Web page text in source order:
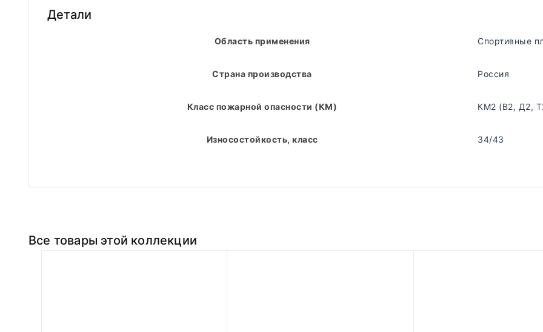
Детали
Область применения Спортивные
Страна производства Россия
Класс пожарной опасности (КМ) КМ2 (В2, Д2,
Износостойкость, класс 34/43
Все товары этой коллекции